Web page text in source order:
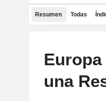
Resumen Todas
una